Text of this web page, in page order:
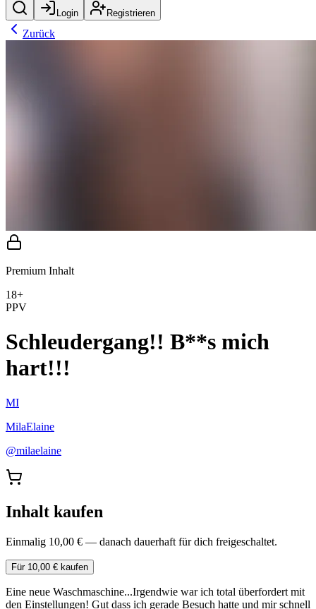
Login Registrieren
Zurück
Premium Inhalt
18+
PPV
Schleudergang!! B**s mich
hart!!!
MI
MilaElaine
@milaelaine
Inhalt kaufen
Einmalig 10,00 € — danach dauerhaft für dich freigeschaltet.
Für 10,00 € kaufen
Eine neue Waschmaschine...Irgendwie war ich total überfordert mit
den Einstellungen! Gut dass ich gerade Besuch hatte und mir schnell